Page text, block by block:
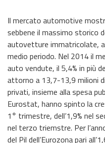
Il mercato automotive
sebbene il massimo storico
autovetture immatricolate,
medio periodo. Nel 2014 il
auto vendute, il 5,4% in più
attorno a 13,7-13,9 milioni
privati, insieme alla spesa
Eurostat, hanno spinto la
1° trimestre, dell’1,9% nel
nel terzo triemstre. Per
del Pil dell’Eurozona pari